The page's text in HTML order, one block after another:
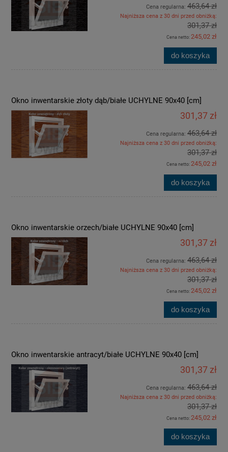
Cena regularna: 463,64 zł
Najniższa cena z 30 dni przed obniżką:
301,37 zł
Cena netto:245,02 zł
do koszyka
Okno inwentarskie złoty dąb/białe UCHYLNE 90x40 [cm]
301,37 zł
Cena regularna: 463,64 zł
Najniższa cena z 30 dni przed obniżką:
301,37 zł
Cena netto:245,02 zł
do koszyka
Okno inwentarskie orzech/białe UCHYLNE 90x40 [cm]
301,37 zł
Cena regularna: 463,64 zł
Najniższa cena z 30 dni przed obniżką:
301,37 zł
Cena netto:245,02 zł
do koszyka
Okno inwentarskie antracyt/białe UCHYLNE 90x40 [cm]
301,37 zł
Cena regularna: 463,64 zł
Najniższa cena z 30 dni przed obniżką:
301,37 zł
Cena netto:245,02 zł
do koszyka